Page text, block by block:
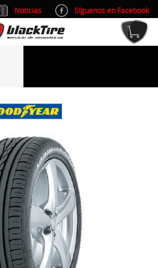
Noticias
Síguenos en Facebook
info@blacktire.es
Atención al cliente: L/V 9:00-14:00 y 15:00-19:00